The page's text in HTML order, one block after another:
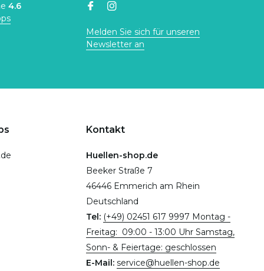
4.6
Melden Sie sich für unseren
Newsletter an
Kontakt
Huellen-shop.de
Beeker Straße 7
46446 Emmerich am Rhein
Deutschland
Tel: (+49) 02451 617 9997 Montag -
Freitag: 09:00 - 13:00 Uhr Samstag,
Sonn- & Feiertage: geschlossen
E-Mail: service@huellen-shop.de